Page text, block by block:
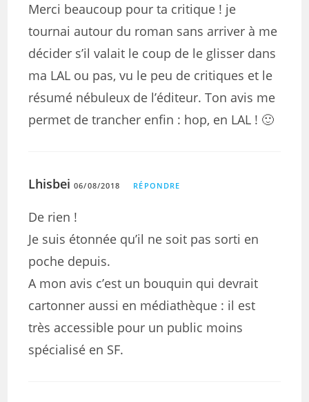
Merci beaucoup pour ta critique ! je
tournai autour du roman sans arriver à me
décider s’il valait le coup de le glisser dans
ma LAL ou pas, vu le peu de critiques et le
résumé nébuleux de l’éditeur. Ton avis me
permet de trancher enfin : hop, en LAL ! 🙂
Lhisbei 06/08/2018 RÉPONDRE
De rien !
Je suis étonnée qu’il ne soit pas sorti en
poche depuis.
A mon avis c’est un bouquin qui devrait
cartonner aussi en médiathèque : il est
très accessible pour un public moins
spécialisé en SF.